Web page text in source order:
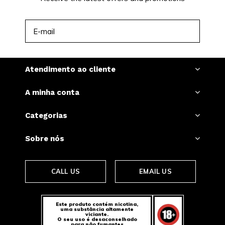
Atendimento ao cliente
A minha conta
Categorias
Sobre nós
CALL US EMAIL US
Este produto contém nicotina,
uma substância altamente
viciante.
O seu uso é desaconselhado